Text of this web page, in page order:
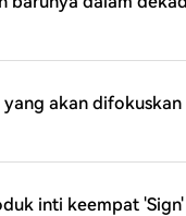
akan difokuskan
inti keempat